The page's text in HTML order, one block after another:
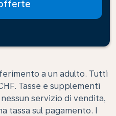
a un adulto. Tutti
Tasse e supplementi
servizio di vendita,
tassa sul pagamento. I